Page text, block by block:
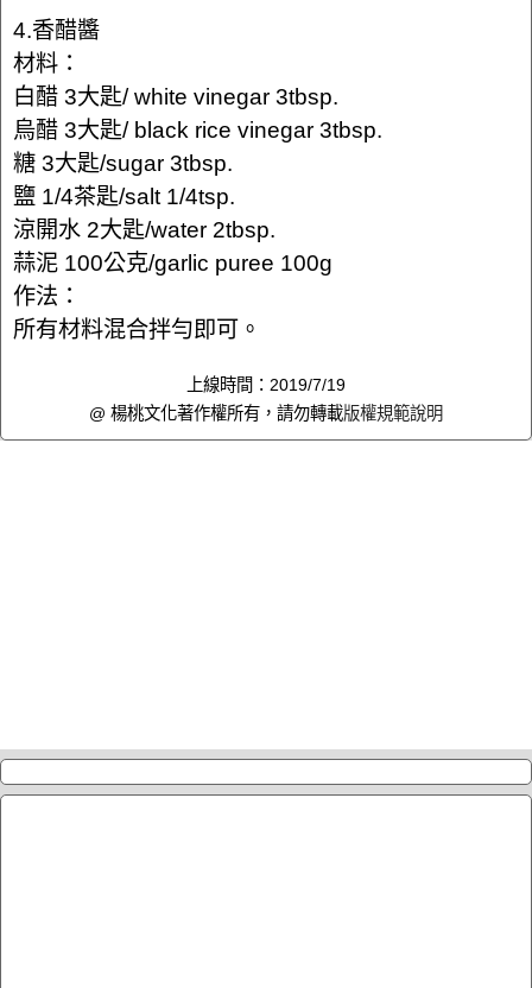
4.香醋醬
材料：
白醋 3大匙/ white vinegar 3tbsp.
烏醋 3大匙/ black rice vinegar 3tbsp.
糖 3大匙/sugar 3tbsp.
鹽 1/4茶匙/salt 1/4tsp.
涼開水 2大匙/water 2tbsp.
蒜泥 100公克/garlic puree 100g
作法：
所有材料混合拌勻即可。
上線時間：2019/7/19
@ 楊桃文化著作權所有，請勿轉載版權規範說明